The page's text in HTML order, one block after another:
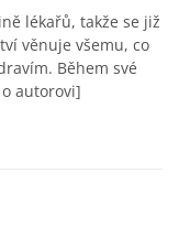
lékařů, takže se již
věnuje všemu, co
Během své
o autorovi]